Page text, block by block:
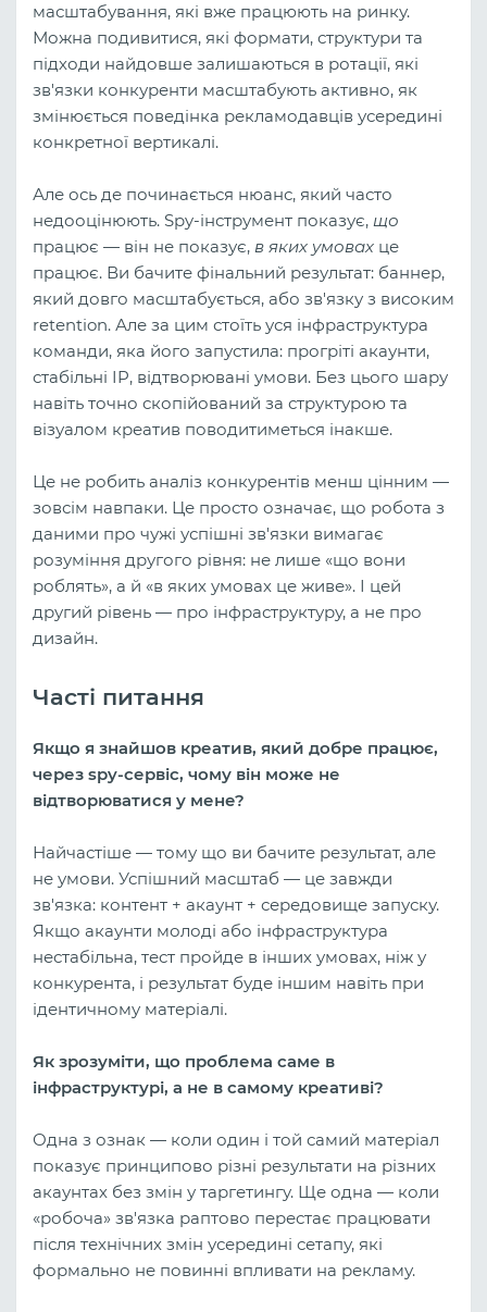
масштабування, які вже працюють на ринку.
Можна подивитися, які формати, структури та
підходи найдовше залишаються в ротації, які
зв'язки конкуренти масштабують активно, як
змінюється поведінка рекламодавців усередині
конкретної вертикалі.
Але ось де починається нюанс, який часто
недооцінюють. Spy-інструмент показує, що
працює — він не показує, в яких умовах це
працює. Ви бачите фінальний результат: баннер,
який довго масштабується, або зв'язку з високим
retention. Але за цим стоїть уся інфраструктура
команди, яка його запустила: прогріті акаунти,
стабільні IP, відтворювані умови. Без цього шару
навіть точно скопійований за структурою та
візуалом креатив поводитиметься інакше.
Це не робить аналіз конкурентів менш цінним —
зовсім навпаки. Це просто означає, що робота з
даними про чужі успішні зв'язки вимагає
розуміння другого рівня: не лише «що вони
роблять», а й «в яких умовах це живе». І цей
другий рівень — про інфраструктуру, а не про
дизайн.
Часті питання
Якщо я знайшов креатив, який добре працює,
через spy-сервіс, чому він може не
відтворюватися у мене?
Найчастіше — тому що ви бачите результат, але
не умови. Успішний масштаб — це завжди
зв'язка: контент + акаунт + середовище запуску.
Якщо акаунти молоді або інфраструктура
нестабільна, тест пройде в інших умовах, ніж у
конкурента, і результат буде іншим навіть при
ідентичному матеріалі.
Як зрозуміти, що проблема саме в
інфраструктурі, а не в самому креативі?
Одна з ознак — коли один і той самий матеріал
показує принципово різні результати на різних
акаунтах без змін у таргетингу. Ще одна — коли
«робоча» зв'язка раптово перестає працювати
після технічних змін усередині сетапу, які
формально не повинні впливати на рекламу.